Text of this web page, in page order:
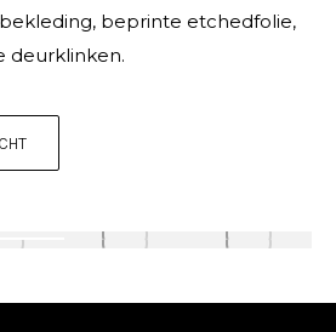
beprinte etchedfolie,
deurklinken.